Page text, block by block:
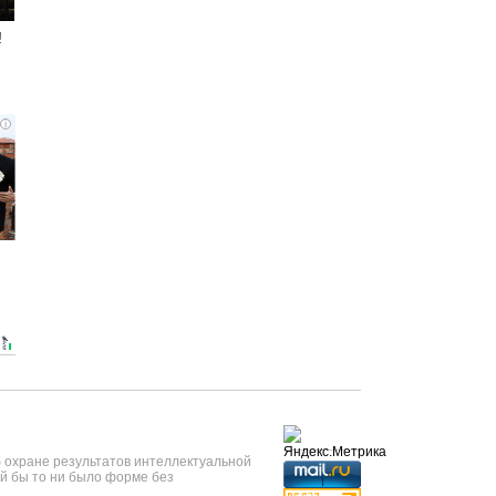
i
результатов интеллектуальной
бы то ни было форме без